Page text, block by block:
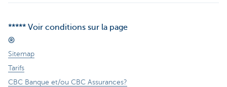
***** Voir conditions sur la page
®
Sitemap
Tarifs
CBC Banque et/ou CBC Assurances?